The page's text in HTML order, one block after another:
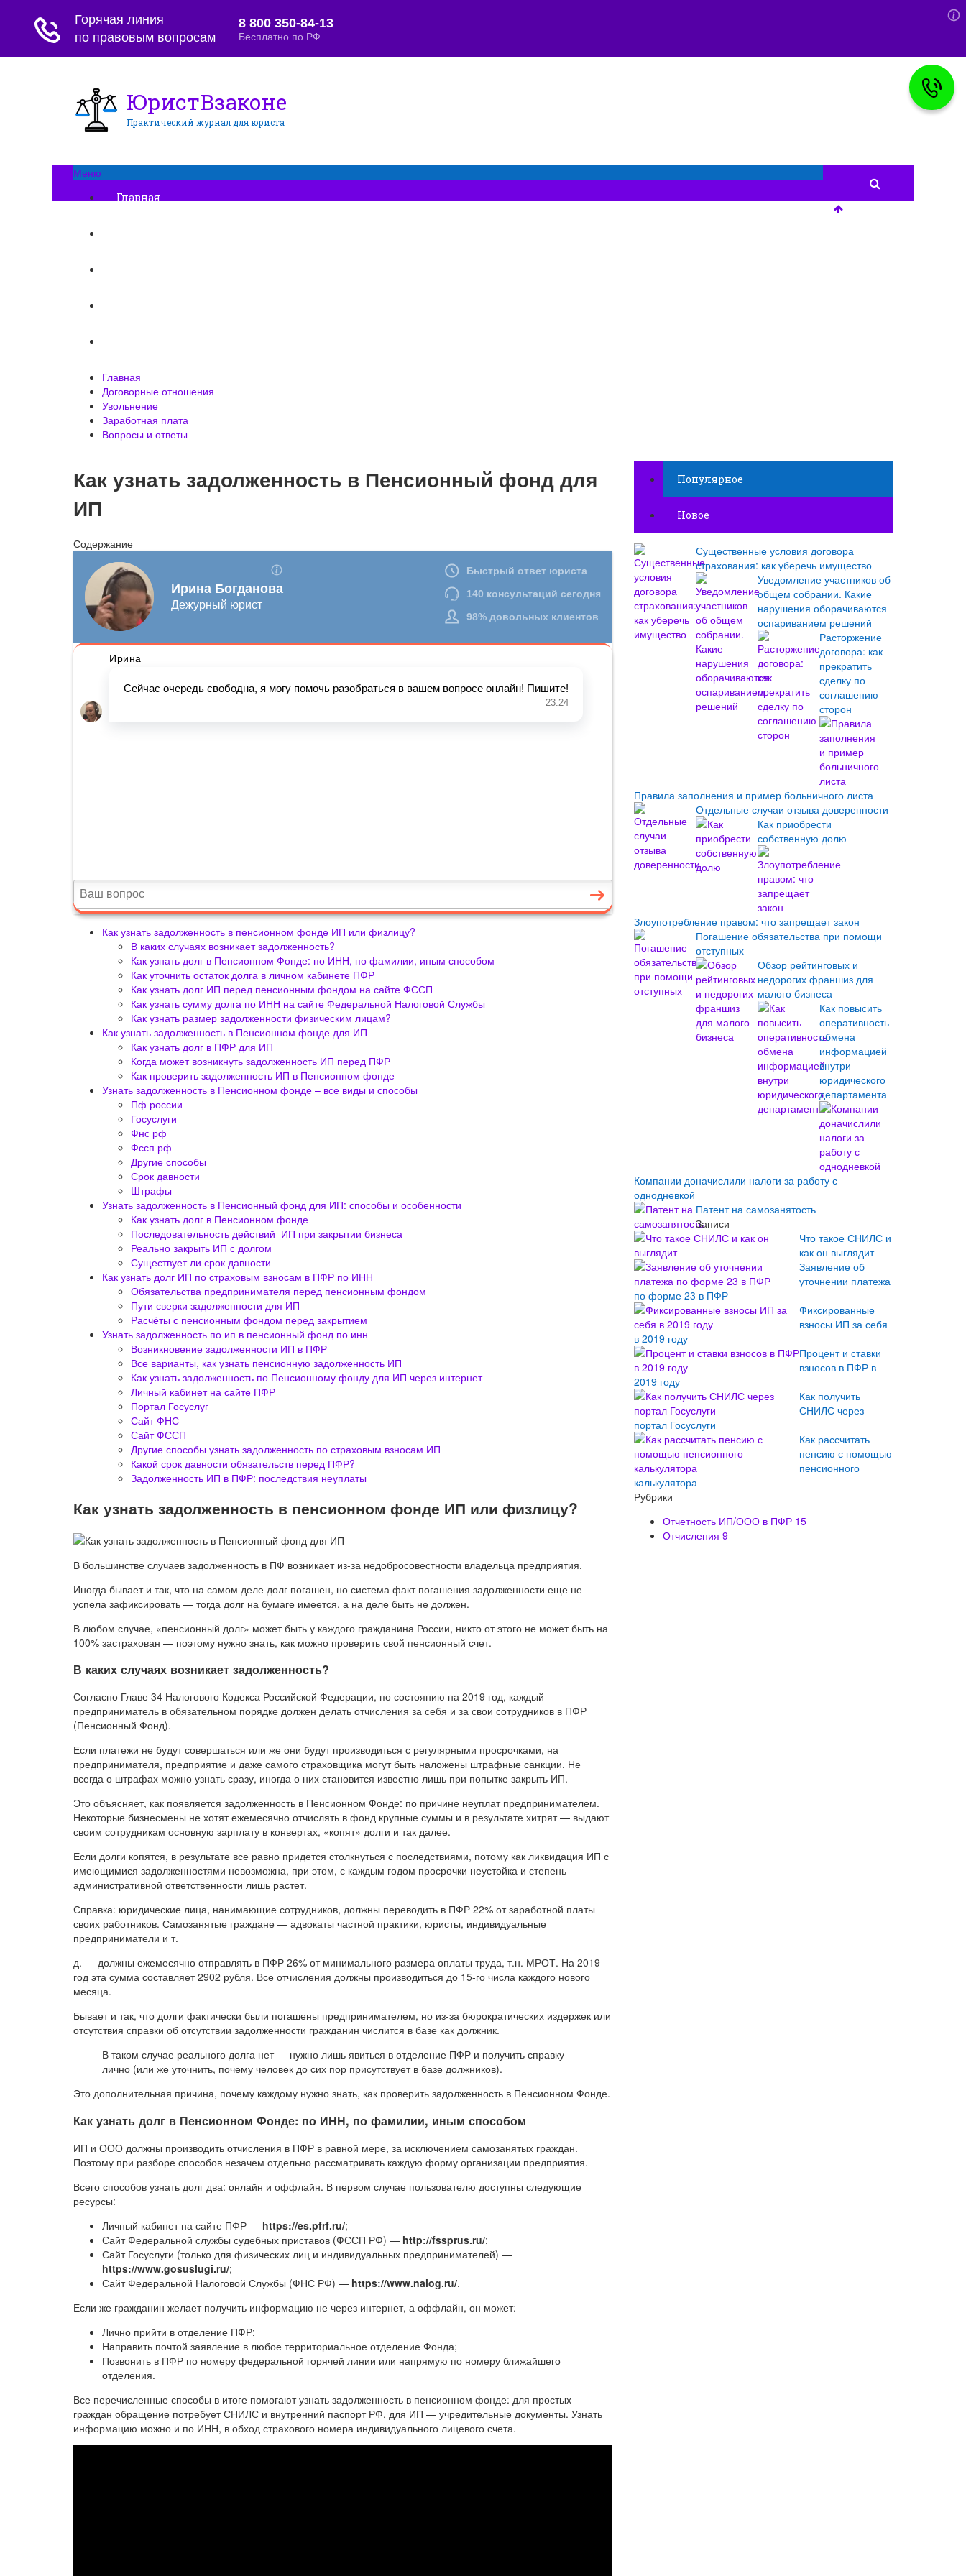
ЮристВзаконе
Практический журнал для юриста
Меню
Главная
Главная
Договорные отношения
Увольнение
Заработная плата
Вопросы и ответы
Как узнать задолженность в Пенсионный фонд для
ИП
Содержание
Как узнать задолженность в пенсионном фонде ИП или физлицу?
В каких случаях возникает задолженность?
Как узнать долг в Пенсионном Фонде: по ИНН, по фамилии, иным способом
Как уточнить остаток долга в личном кабинете ПФР
Как узнать долг ИП перед пенсионным фондом на сайте ФССП
Как узнать сумму долга по ИНН на сайте Федеральной Налоговой Службы
Как узнать размер задолженности физическим лицам?
Как узнать задолженность в Пенсионном фонде для ИП
Как узнать долг в ПФР для ИП
Когда может возникнуть задолженность ИП перед ПФР
Как проверить задолженность ИП в Пенсионном фонде
Узнать задолженность в Пенсионном фонде – все виды и способы
Пф россии
Госуслуги
Фнс рф
Фссп рф
Другие способы
Срок давности
Штрафы
Узнать задолженность в Пенсионный фонд для ИП: способы и особенности
Как узнать долг в Пенсионном фонде
Последовательность действий ИП при закрытии бизнеса
Реально закрыть ИП с долгом
Существует ли срок давности
Как узнать долг ИП по страховым взносам в ПФР по ИНН
Обязательства предпринимателя перед пенсионным фондом
Пути сверки задолженности для ИП
Расчёты с пенсионным фондом перед закрытием
Узнать задолженность по ип в пенсионный фонд по инн
Возникновение задолженности ИП в ПФР
Все варианты, как узнать пенсионную задолженность ИП
Как узнать задолженность по Пенсионному фонду для ИП через интернет
Личный кабинет на сайте ПФР
Портал Госуслуг
Сайт ФНС
Сайт ФССП
Другие способы узнать задолженность по страховым взносам ИП
Какой срок давности обязательств перед ПФР?
Задолженность ИП в ПФР: последствия неуплаты
Как узнать задолженность в пенсионном фонде ИП или физлицу?
В большинстве случаев задолженность в ПФ возникает из-за недобросовестности владельца предприятия.
Иногда бывает и так, что на самом деле долг погашен, но система факт погашения задолженности еще не
успела зафиксировать — тогда долг на бумаге имеется, а на деле быть не должен.
В любом случае, «пенсионный долг» может быть у каждого гражданина России, никто от этого не может быть на
100% застрахован — поэтому нужно знать, как можно проверить свой пенсионный счет.
В каких случаях возникает задолженность?
Согласно Главе 34 Налогового Кодекса Российской Федерации, по состоянию на 2019 год, каждый
предприниматель в обязательном порядке должен делать отчисления за себя и за свои сотрудников в ПФР
(Пенсионный Фонд).
Если платежи не будут совершаться или же они будут производиться с регулярными просрочками, на
предпринимателя, предприятие и даже самого страховщика могут быть наложены штрафные санкции. Не
всегда о штрафах можно узнать сразу, иногда о них становится известно лишь при попытке закрыть ИП.
Это объясняет, как появляется задолженность в Пенсионном Фонде: по причине неуплат предпринимателем.
Некоторые бизнесмены не хотят ежемесячно отчислять в фонд крупные суммы и в результате хитрят — выдают
своим сотрудникам основную зарплату в конвертах, «копят» долги и так далее.
Если долги копятся, в результате все равно придется столкнуться с последствиями, потому как ликвидация ИП с
имеющимися задолженностями невозможна, при этом, с каждым годом просрочки неустойка и степень
административной ответственности лишь растет.
Справка: юридические лица, нанимающие сотрудников, должны переводить в ПФР 22% от заработной платы
своих работников. Самозанятые граждане — адвокаты частной практики, юристы, индивидуальные
предприниматели и т.
д. — должны ежемесячно отправлять в ПФР 26% от минимального размера оплаты труда, т.н. МРОТ. На 2019
год эта сумма составляет 2902 рубля. Все отчисления должны производиться до 15-го числа каждого нового
месяца.
Бывает и так, что долги фактически были погашены предпринимателем, но из-за бюрократических издержек или
отсутствия справки об отсутствии задолженности гражданин числится в базе как должник.
В таком случае реального долга нет — нужно лишь явиться в отделение ПФР и получить справку
лично (или же уточнить, почему человек до сих пор присутствует в базе должников).
Это дополнительная причина, почему каждому нужно знать, как проверить задолженность в Пенсионном Фонде.
Как узнать долг в Пенсионном Фонде: по ИНН, по фамилии, иным способом
ИП и ООО должны производить отчисления в ПФР в равной мере, за исключением самозанятых граждан.
Поэтому при разборе способов незачем отдельно рассматривать каждую форму организации предприятия.
Всего способов узнать долг два: онлайн и оффлайн. В первом случае пользователю доступны следующие
ресурсы:
Личный кабинет на сайте ПФР — https://es.pfrf.ru/;
Сайт Федеральной службы судебных приставов (ФССП РФ) — http://fssprus.ru/;
Сайт Госуслуги (только для физических лиц и индивидуальных предпринимателей) —
https://www.gosuslugi.ru/;
Сайт Федеральной Налоговой Службы (ФНС РФ) — https://www.nalog.ru/.
Если же гражданин желает получить информацию не через интернет, а оффлайн, он может:
Лично прийти в отделение ПФР;
Направить почтой заявление в любое территориальное отделение Фонда;
Позвонить в ПФР по номеру федеральной горячей линии или напрямую по номеру ближайшего
отделения.
Все перечисленные способы в итоге помогают узнать задолженность в пенсионном фонде: для простых
граждан обращение потребует СНИЛС и внутренний паспорт РФ, для ИП — учредительные документы. Узнать
информацию можно и по ИНН, в обход страхового номера индивидуального лицевого счета.
Популярное
Новое
Существенные условия договора
страхования: как уберечь имущество
Уведомление участников об
общем собрании. Какие
нарушения оборачиваются
оспариванием решений
Расторжение
договора: как
прекратить
сделку по
соглашению
сторон
Правила заполнения и пример больничного листа
Отдельные случаи отзыва доверенности
Как приобрести
собственную долю
Злоупотребление правом: что запрещает закон
Погашение обязательства при помощи
отступных
Обзор рейтинговых и
недорогих франшиз для
малого бизнеса
Как повысить
оперативность
обмена
информацией
внутри
юридического
департамента
Компании доначислили налоги за работу с
однодневкой
Патент на самозанятость
Записи
Что такое СНИЛС и
как он выглядит
Заявление об
уточнении платежа
по форме 23 в ПФР
Фиксированные
взносы ИП за себя
в 2019 году
Процент и ставки
взносов в ПФР в
2019 году
Как получить
СНИЛС через
портал Госуслуги
Как рассчитать
пенсию с помощью
пенсионного
калькулятора
Рубрики
Отчетность ИП/ООО в ПФР 15
Отчисления 9